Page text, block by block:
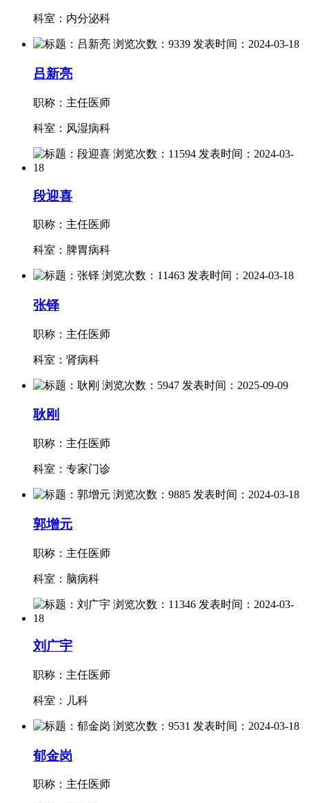
科室：内分泌科
吕新亮
职称：主任医师
科室：风湿病科
段迎喜
职称：主任医师
科室：脾胃病科
张铎
职称：主任医师
科室：肾病科
耿刚
职称：主任医师
科室：专家门诊
郭增元
职称：主任医师
科室：脑病科
刘广宇
职称：主任医师
科室：儿科
郁金岗
职称：主任医师